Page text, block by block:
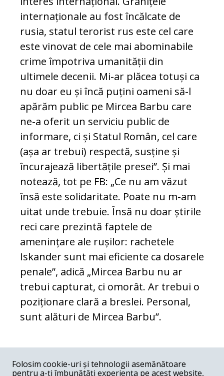
internaționale au fost încălcate de
rusia, statul terorist rus este cel care
este vinovat de cele mai abominabile
crime împotriva umanității din
ultimele decenii. Mi-ar plăcea totuși ca
nu doar eu și încă puțini oameni să-l
apărăm public pe Mircea Barbu care
ne-a oferit un serviciu public de
informare, ci și Statul Român, cel care
(așa ar trebui) respectă, susține și
încurajează libertățile presei”. Și mai
notează, tot pe FB: „Ce nu am văzut
însă este solidaritate. Poate nu m-am
uitat unde trebuie. Însă nu doar știrile
reci care prezintă faptele de
amenințare ale rușilor: rachetele
Iskander sunt mai eficiente ca dosarele
penale”, adică „Mircea Barbu nu ar
trebui capturat, ci omorât. Ar trebui o
poziționare clară a breslei. Personal,
sunt alături de Mircea Barbu”.
COMENTARII
Folosim cookie-uri și tehnologii asemănătoare
pentru a-ți îmbunătăți experiența pe acest website,